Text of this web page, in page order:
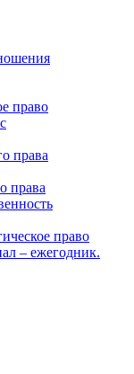
право
права
права
право
– ежегодник.